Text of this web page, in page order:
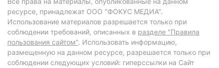
ресурсе, принадлежат ООО "ФОКУС МЕДИА".
Использование материалов разрешается только при
соблюдении требований, описанных в разделе "Правила
пользования сайтом". Использовать информацию,
размещенную на данном ресурсе, разрешается только при
соблюдении следующих условий: гиперссылки на Сайт